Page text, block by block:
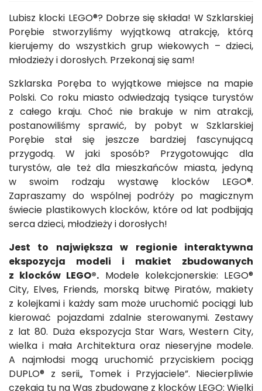
Lubisz klocki LEGO®? Dobrze się składa! W Szklarskiej
Porębie stworzyliśmy wyjątkową atrakcję, którą
kierujemy do wszystkich grup wiekowych – dzieci,
młodzieży i dorosłych. Przekonaj się sam!
Szklarska Poręba to wyjątkowe miejsce na mapie
Polski. Co roku miasto odwiedzają tysiące turystów
z całego kraju. Choć nie brakuje w nim atrakcji,
postanowiliśmy sprawić, by pobyt w Szklarskiej
Porębie stał się jeszcze bardziej fascynującą
przygodą. W jaki sposób? Przygotowując dla
turystów, ale też dla mieszkańców miasta, jedyną
w swoim rodzaju wystawę klocków LEGO®.
Zapraszamy do wspólnej podróży po magicznym
świecie plastikowych klocków, które od lat podbijają
serca dzieci, młodzieży i dorosłych!
Jest to największa w regionie interaktywna
ekspozycja modeli i makiet zbudowanych
z klocków LEGO®. Modele kolekcjonerskie: LEGO®
City, Elves, Friends, morską bitwę Piratów, makiety
z kolejkami i każdy sam może uruchomić pociągi lub
kierować pojazdami zdalnie sterowanymi. Zestawy
z lat 80. Duża ekspozycja Star Wars, Western City,
wielka i mała Architektura oraz nieseryjne modele.
A najmłodsi mogą uruchomić przyciskiem pociąg
DUPLO® z serii„ Tomek i Przyjaciele”. Niecierpliwie
czekają tu na Was zbudowane z klocków LEGO: Wielki